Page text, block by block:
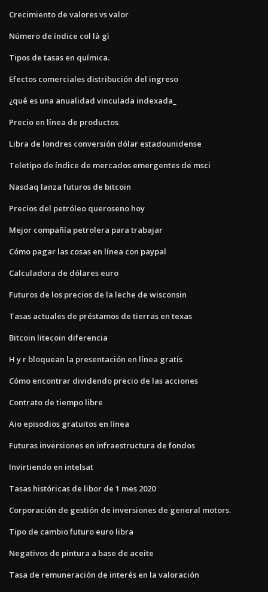
Crecimiento de valores vs valor
Número de índice col là gì
Tipos de tasas en química.
Efectos comerciales distribución del ingreso
¿qué es una anualidad vinculada indexada_
Precio en línea de productos
Libra de londres conversión dólar estadounidense
Teletipo de índice de mercados emergentes de msci
Nasdaq lanza futuros de bitcoin
Precios del petróleo queroseno hoy
Mejor compañía petrolera para trabajar
Cómo pagar las cosas en línea con paypal
Calculadora de dólares euro
Futuros de los precios de la leche de wisconsin
Tasas actuales de préstamos de tierras en texas
Bitcoin litecoin diferencia
H y r bloquean la presentación en línea gratis
Cómo encontrar dividendo precio de las acciones
Contrato de tiempo libre
Aio episodios gratuitos en línea
Futuras inversiones en infraestructura de fondos
Invirtiendo en intelsat
Tasas históricas de libor de 1 mes 2020
Corporación de gestión de inversiones de general motors.
Tipo de cambio futuro euro libra
Negativos de pintura a base de aceite
Tasa de remuneración de interés en la valoración